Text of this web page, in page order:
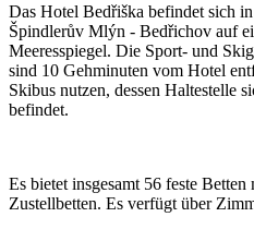
Das Hotel Bedřiška befindet sich
Špindlerův Mlýn - Bedřichov auf
Meeresspiegel. Die Sport- und
sind 10 Gehminuten vom Hotel
Skibus nutzen, dessen Haltestelle
befindet.
Es bietet insgesamt 56 feste
Zustellbetten. Es verfügt über